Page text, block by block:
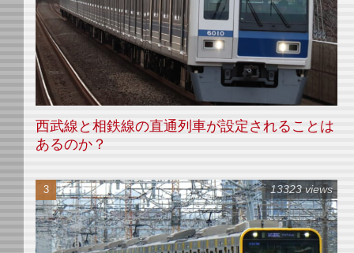
西武線と相鉄線の直通列車が設定されることは
あるのか？
13323 views